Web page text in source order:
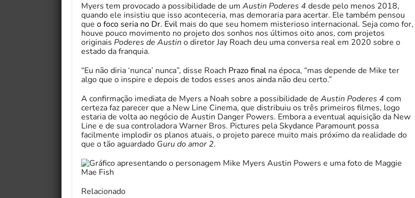
Myers tem provocado a possibilidade de um Austin Poderes 4 desde pelo menos 2018,
quando ele insistiu que isso aconteceria, mas demoraria para acertar. Ele também pensou
que o foco seria no Dr. Evil mais do que seu homem misterioso internacional. Seja como for,
houve pouco movimento no projeto dos sonhos nos últimos oito anos, com projetos
originais Poderes de Austin o diretor Jay Roach deu uma conversa real em 2020 sobre o
estado da franquia.
“Eu não diria ‘nunca’ nunca”, disse Roach Prazo final na época, “mas depende de Mike ter
algo que o inspire e depois de todos esses anos ainda não deu certo.”
A confirmação imediata de Myers a Noah sobre a possibilidade de Austin Poderes 4 com
certeza faz parecer que a New Line Cinema, que distribuiu os três primeiros filmes, logo
estaria de volta ao negócio de Austin Danger Powers. Embora a eventual aquisição da New
Line e de sua controladora Warner Bros. Pictures pela Skydance Paramount possa
facilmente implodir os planos atuais, o projeto parece muito mais próximo da realidade do
que o tão aguardado Guru do amor 2.
Relacionado